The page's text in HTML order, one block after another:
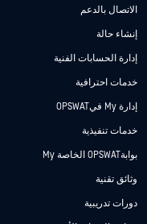
الاتصال بالدعم
إنشاء حالة
إدارة الحسابات الفنية
خدمات احترافية
إدارة My فيOPSWAT
خدمات تنفيذية
بوابةOPSWAT الخاصة My
وثائق تقنية
دورات تدريبية